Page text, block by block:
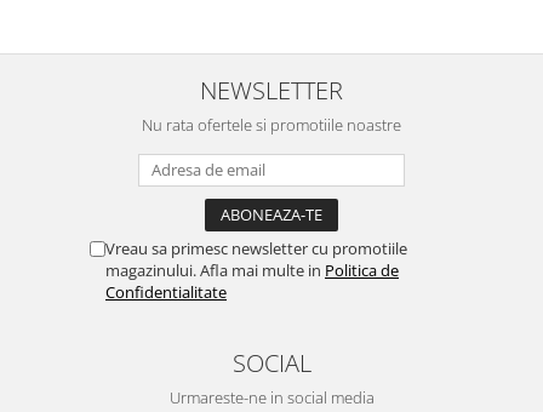
Sport & Activitati in aer liber
Accesorii antrenament
Camping
NEWSLETTER
Nu rata ofertele si promotiile noastre
Vreau sa primesc newsletter cu promotiile
magazinului. Afla mai multe in Politica de
Confidentialitate
SOCIAL
Urmareste-ne in social media